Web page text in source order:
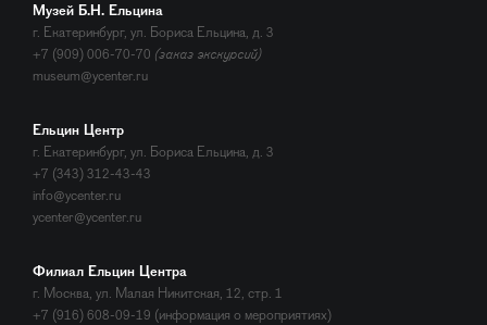
Музей Б.Н. Ельцина
г. Екатеринбург, ул. Бориса Ельцина, д. 3
+7 (909) 006-70-70 (заказ экскурсий)
museum@ycenter.ru
Ельцин Центр
г. Екатеринбург, ул. Бориса Ельцина, д. 3
+7 (343) 312-43-43
info@ycenter.ru
ycenter@ycenter.ru
Филиал Ельцин Центра
г. Москва, ул. Малая Никитская, 12, стр. 1
+7 (916) 608-09-19 (информация о мероприятиях)